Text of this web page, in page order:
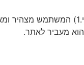
י.1) המשתמש מצהיר
הוא מעביר לאתר.